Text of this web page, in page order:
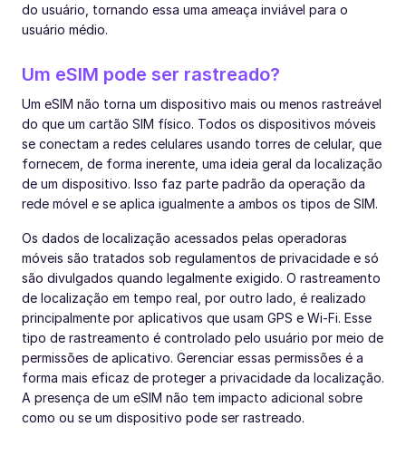
do usuário, tornando essa uma ameaça inviável para o
usuário médio.
Um eSIM pode ser rastreado?
Um eSIM não torna um dispositivo mais ou menos rastreável
do que um cartão SIM físico. Todos os dispositivos móveis
se conectam a redes celulares usando torres de celular, que
fornecem, de forma inerente, uma ideia geral da localização
de um dispositivo. Isso faz parte padrão da operação da
rede móvel e se aplica igualmente a ambos os tipos de SIM.
Os dados de localização acessados pelas operadoras
móveis são tratados sob regulamentos de privacidade e só
são divulgados quando legalmente exigido. O rastreamento
de localização em tempo real, por outro lado, é realizado
principalmente por aplicativos que usam GPS e Wi-Fi. Esse
tipo de rastreamento é controlado pelo usuário por meio de
permissões de aplicativo. Gerenciar essas permissões é a
forma mais eficaz de proteger a privacidade da localização.
A presença de um eSIM não tem impacto adicional sobre
como ou se um dispositivo pode ser rastreado.